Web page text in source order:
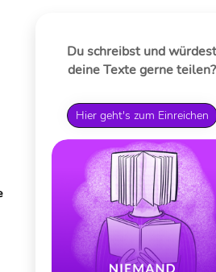
Du schreibst und würdest
deine Texte gerne teilen?
Hier geht's zum Einreichen